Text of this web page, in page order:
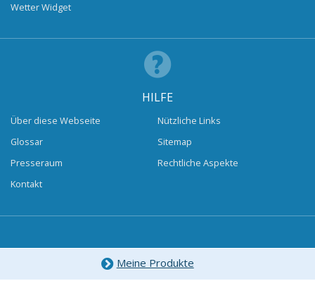
Wetter Widget
HILFE
Über diese Webseite
Glossar
Presseraum
Kontakt
Nützliche Links
Sitemap
Rechtliche Aspekte
Meine Produkte